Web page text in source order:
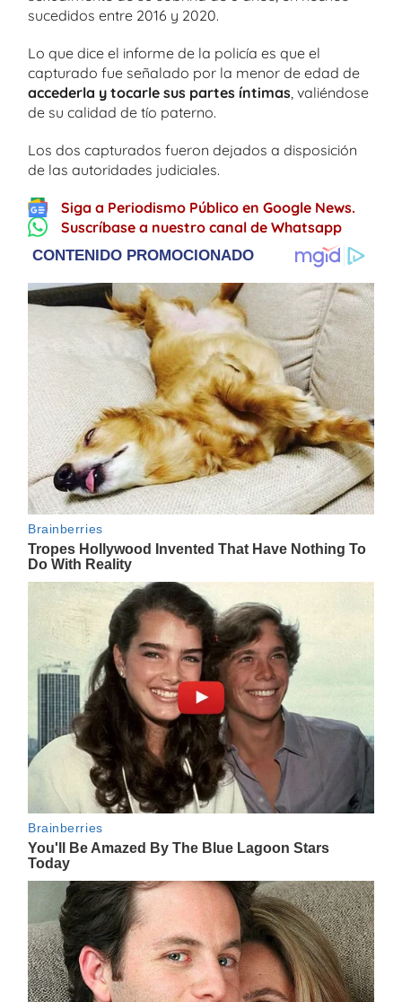
sucedidos entre 2016 y 2020.
Lo que dice el informe de la policía es que el
capturado fue señalado por la menor de edad de
accederla y tocarle sus partes íntimas , valiéndose
de su calidad de tío paterno.
Los dos capturados fueron dejados a disposición
de las autoridades judiciales.
Siga a Periodismo Público en Google News.
Suscríbase a nuestro canal de Whatsapp